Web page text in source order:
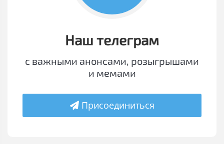
Наш телеграм
с важными анонсами, розыгрышами
и мемами
Присоединиться